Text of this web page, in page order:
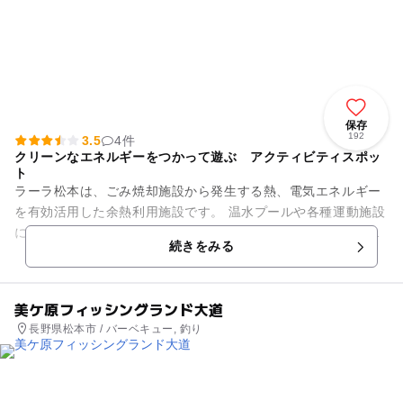
保存
192
3.5
4件
クリーンなエネルギーをつかって遊ぶ アクティビティスポッ
ト
ラーラ松本は、ごみ焼却施設から発生する熱、電気エネルギー
を有効活用した余熱利用施設です。 温水プールや各種運動施設
により、健康増進を促進したり、家族みんなで運動を楽しむこ
続きをみる
美ケ原フィッシングランド大道
長野県松本市 / バーベキュー, 釣り